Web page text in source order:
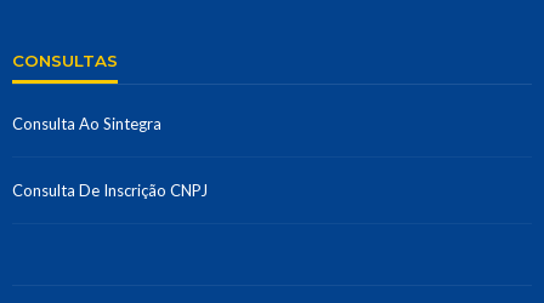
CONSULTAS
Consulta Ao Sintegra
Consulta De Inscrição CNPJ